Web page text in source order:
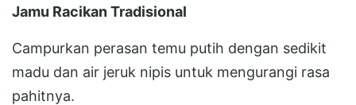
Jamu Racikan Tradisional
Campurkan perasan temu putih dengan sedikit
madu dan air jeruk nipis untuk mengurangi rasa
pahitnya.